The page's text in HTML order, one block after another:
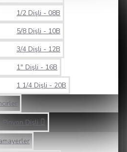
1/2 Dişli - 08B
5/8 Dişli - 10B
3/4 Dişli - 12B
1" Dişli - 16B
1 1/4 Dişli - 20B
Pinyon Dişli